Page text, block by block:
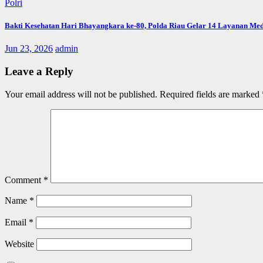
Polri
Bakti Kesehatan Hari Bhayangkara ke-80, Polda Riau Gelar 14 Layanan
Jun 23, 2026 admin
Leave a Reply
Your email address will not be published. Required fields are marked
Comment *
Name *
Email *
Website